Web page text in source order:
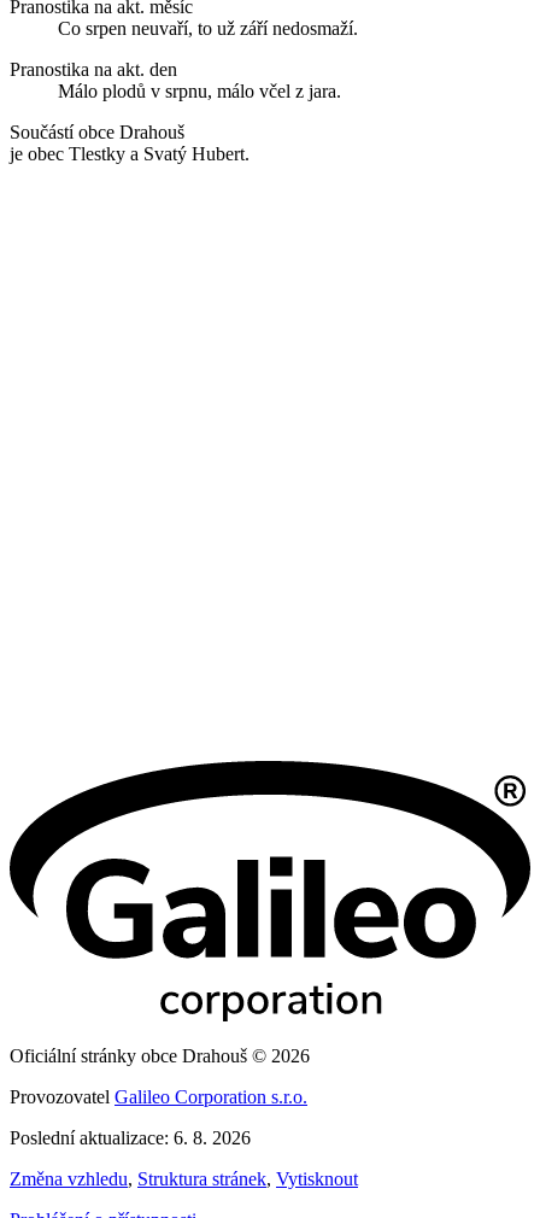
Pranostika na akt. měsíc
Co srpen neuvaří, to už září nedosmaží.
Pranostika na akt. den
Málo plodů v srpnu, málo včel z jara.
Součástí obce Drahouš
je obec Tlestky a Svatý Hubert.
Oficiální stránky obce Drahouš © 2026
Provozovatel Galileo Corporation s.r.o.
Poslední aktualizace: 6. 8. 2026
Změna vzhledu, Struktura stránek, Vytisknout